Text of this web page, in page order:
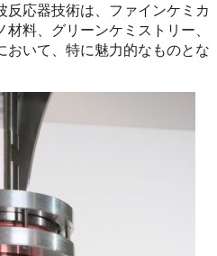
反応器技術は、ファインケミカ
料、グリーンケミストリー、
おいて、特に魅力的なものとな